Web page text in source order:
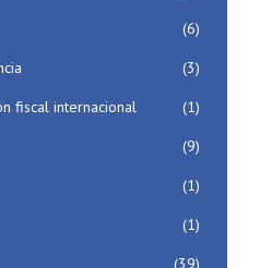
(6)
(3)
fiscal internacional
(1)
(9)
(1)
(1)
(39)